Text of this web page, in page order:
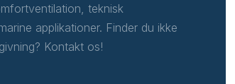
teknisk
applikationer. Finder du ikke
Kontakt os!